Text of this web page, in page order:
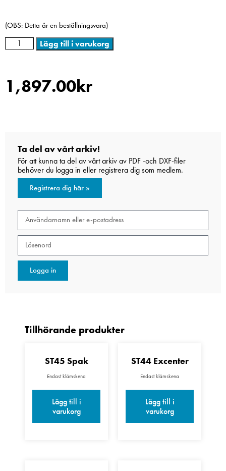
(OBS: Detta är en beställningsvara)
Lägg till i varukorg
1,897.00kr
Ta del av vårt arkiv!
För att kunna ta del av vårt arkiv av PDF -och DXF-filer
behöver du logga in eller registrera dig som medlem.
Registrera dig här »
Logga in
ST45 Spak
Endast klämskena
Lägg till i
varukorg
ST44 Excenter
Endast klämskena
Lägg till i
varukorg